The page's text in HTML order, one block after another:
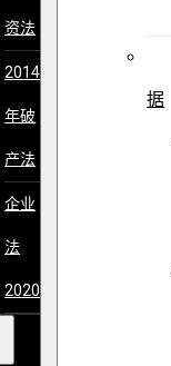
资法
2014
年破
产法
企业
法
2020
据